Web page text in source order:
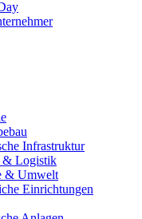
Infrastruktur
& Logistik
& Umwelt
Einrichtungen